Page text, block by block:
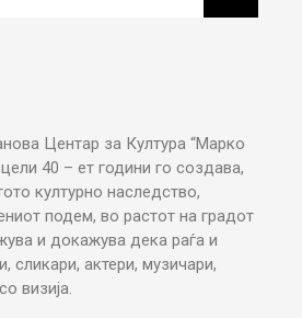
Центар за Култура “Марко
40 – ет години го создава,
културно наследство,
подем, во растот на градот
и докажува дека раѓа и
сликари, актери, музичари,
визија.